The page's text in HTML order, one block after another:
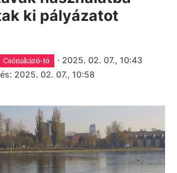
ki pályázatot
Csónakázó-tó · 2025. 02. 07., 10:43
2025. 02. 07., 10:58